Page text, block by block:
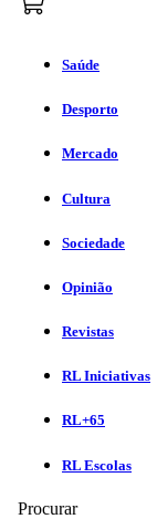
Saúde
Desporto
Mercado
Cultura
Sociedade
Opinião
Revistas
RL Iniciativas
RL+65
RL Escolas
Procurar